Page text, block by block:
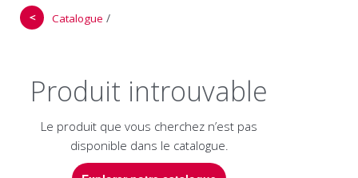
＜ Catalogue /
Produit introuvable
Le produit que vous cherchez n’est pas
disponible dans le catalogue.